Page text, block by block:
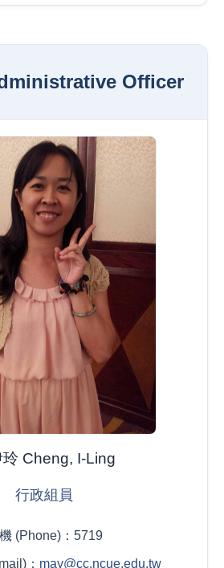
Officer
Cheng, I-Ling
行政組員
(Phone)：5719
： may@cc.ncue.edu.tw